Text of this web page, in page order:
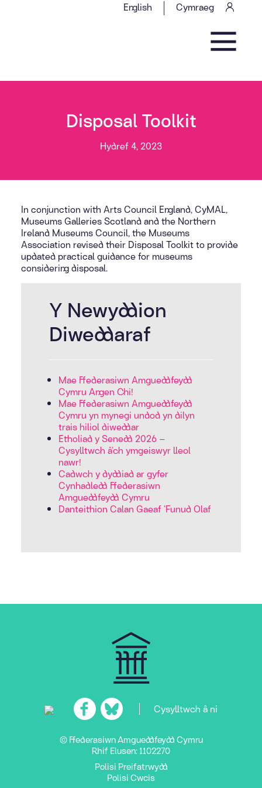
English Cymraeg
Disposal Toolkit
Hydref 4, 2023
In conjunction with Arts Council England, CyMAL,
Museums Galleries Scotland and the Northern
Ireland Museums Council, the Museums
Association revised their Disposal Toolkit to provide
updated practical guidance for museums
considering disposal.
Y Newyddion
Diweddaraf
Mae Ffederasiwn Amgueddfeydd
Cymru Angen Chi!
Mae Ffederasiwn Amgueddfeydd
Cymru yn mynegi undod yn dilyn
trais hiliol diweddar
Etholiad y Senedd 2026 –
Cysylltwch â’ch ymgeiswyr lleol
nawr!
Cadwch y dyddiad ar gyfer
Cynhadledd Ffederasiwn
Amgueddfeydd Cymru
Danteithion Calan Gaeaf ‘Funud Olaf
Cysylltwch â ni
© Ffederasiwn Amgueddfeydd Cymru
Rhif Elusen: 1102270
Polisi Preifatrwydd
Polisi Cwcis